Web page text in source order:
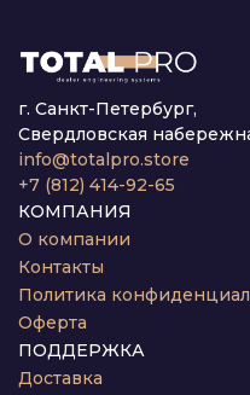
г. Санкт-Петербург,
Свердловская
info@totalpro.store
+7 (812) 414-92-65
КОМПАНИЯ
О компании
Контакты
Политика
Оферта
ПОДДЕРЖКА
Доставка